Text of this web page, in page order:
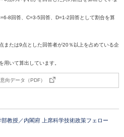
8回答、C=3-5回答、D=1-2回答として割合を算
または9点とした回答者が20％以上を占めている企
いて算出しています。
向データ（PDF）
教授／内閣府 上席科学技術政策フェロー